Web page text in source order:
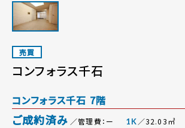
売買
コンフォラス千石
コンフォラス千石 7階
ご成約済み ／管理費：ー 1K ／32.03㎡